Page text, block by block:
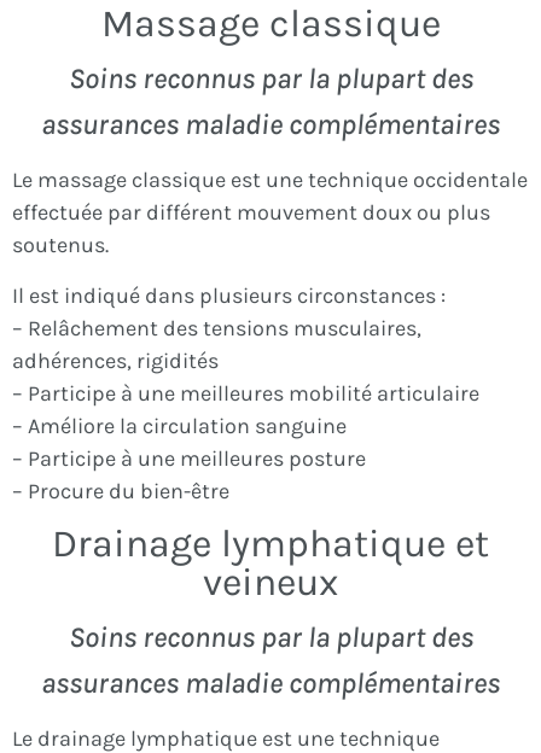
Massage classique
Soins reconnus par la plupart des
assurances maladie complémentaires
Le massage classique est une technique occidentale
effectuée par différent mouvement doux ou plus
soutenus.
Il est indiqué dans plusieurs circonstances :
– Relâchement des tensions musculaires,
adhérences, rigidités
– Participe à une meilleures mobilité articulaire
– Améliore la circulation sanguine
– Participe à une meilleures posture
– Procure du bien-être
Drainage lymphatique et
veineux
Soins reconnus par la plupart des
assurances maladie complémentaires
Le drainage lymphatique est une technique